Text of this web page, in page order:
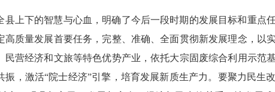
上下的智慧与心血，明确了今后一段时期的发展目标和重点
质量发展首要任务，完整、准确、全面贯彻新发展理念，以
营经济和文旅等特色优势产业，依托大宗固废综合利用示范
，激活“院士经济”引擎，培育发展新质生产力。要聚力民生